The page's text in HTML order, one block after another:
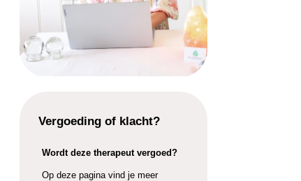
Vergoeding of klacht?
Wordt deze therapeut vergoed?
Op deze pagina vind je meer